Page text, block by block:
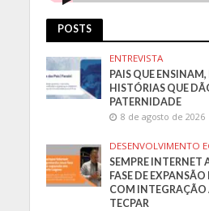
POSTS
ENTREVISTA
PAIS QUE
HISTÓRIAS QUE
PATERNIDADE
8 de agosto de 2026
DESENVOLVIMENTO
SEMPRE INTERNET
FASE DE
COM INTEGRAÇÃO
TECPAR